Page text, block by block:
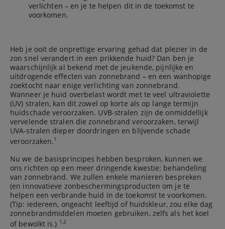
verlichten – en je te helpen dit in de toekomst te
voorkomen.
Heb je ooit de onprettige ervaring gehad dat plezier in de
zon snel verandert in een prikkende huid? Dan ben je
waarschijnlijk al bekend met de jeukende, pijnlijke en
uitdrogende effecten van zonnebrand – en een wanhopige
zoektocht naar enige verlichting van zonnebrand.
Wanneer je huid overbelast wordt met te veel ultraviolette
(UV) stralen, kan dit zowel op korte als op lange termijn
huidschade veroorzaken. UVB-stralen zijn de onmiddellijk
vervelende stralen die zonnebrand veroorzaken, terwijl
UVA-stralen dieper doordringen en blijvende schade
veroorzaken.1
Nu we de basisprincipes hebben besproken, kunnen we
ons richten op een meer dringende kwestie: behandeling
van zonnebrand. We zullen enkele manieren bespreken
(en innovatieve zonbeschermingsproducten om je te
helpen een verbrande huid in de toekomst te voorkomen.
(Tip: iedereen, ongeacht leeftijd of huidskleur, zou elke dag
zonnebrandmiddelen moeten gebruiken, zelfs als het koel
of bewolkt is.) 1,2